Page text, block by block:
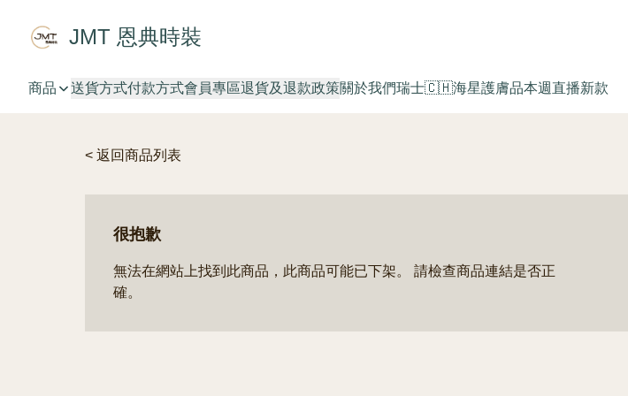
JMT 恩典時裝
商品 送貨方式付款方式會員專區退貨及退款政策關於我們瑞士🇨🇭海星護膚品本週直播新款
< 返回商品列表
很抱歉
無法在網站上找到此商品，此商品可能已下架。 請檢查商品連結是否正
確。